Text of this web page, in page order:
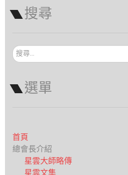
搜尋
搜
尋...
選單
首頁
總會長介紹
星雲大師略傳
星雲文集